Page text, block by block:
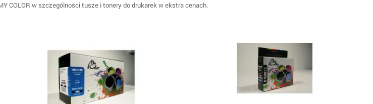
COLOR w szczególności tusze i tonery do drukarek w ekstra cenach.